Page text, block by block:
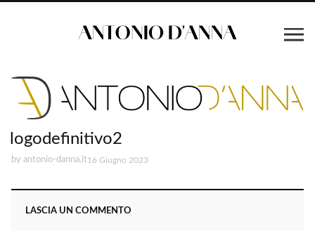
logodefinitivo2
by antonio-danna.it16 Giugno 2023
LASCIA UN COMMENTO